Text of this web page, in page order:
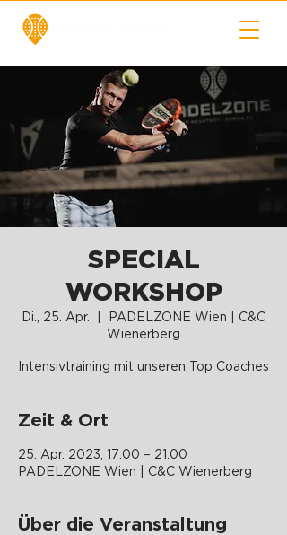
SPECIAL
WORKSHOP
Di., 25. Apr.
PADELZONE Wien | C&C
Wienerberg
Intensivtraining mit unseren Top Coaches
Zeit & Ort
25. Apr. 2023, 17:00 – 21:00
PADELZONE Wien | C&C Wienerberg
Über die Veranstaltung